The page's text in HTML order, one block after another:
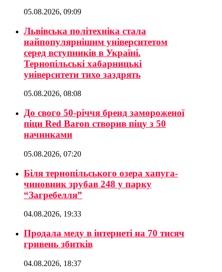
05.08.2026, 09:09
Львівська політехніка стала
найпопулярнішим університетом
серед вступників в Україні.
Тернопільські хабарницькі
університети тихо заздрять
05.08.2026, 08:08
До свого 50-річчя бренд замороженої
піци Red Baron створив піцу з 50
начинками
05.08.2026, 07:20
Біля тернопільського озера хапуга-
чиновник зрубав 248 у парку
“Загребелля”
04.08.2026, 19:33
Продала меду в інтернеті на 70 тисяч
гривень збитків
04.08.2026, 18:37